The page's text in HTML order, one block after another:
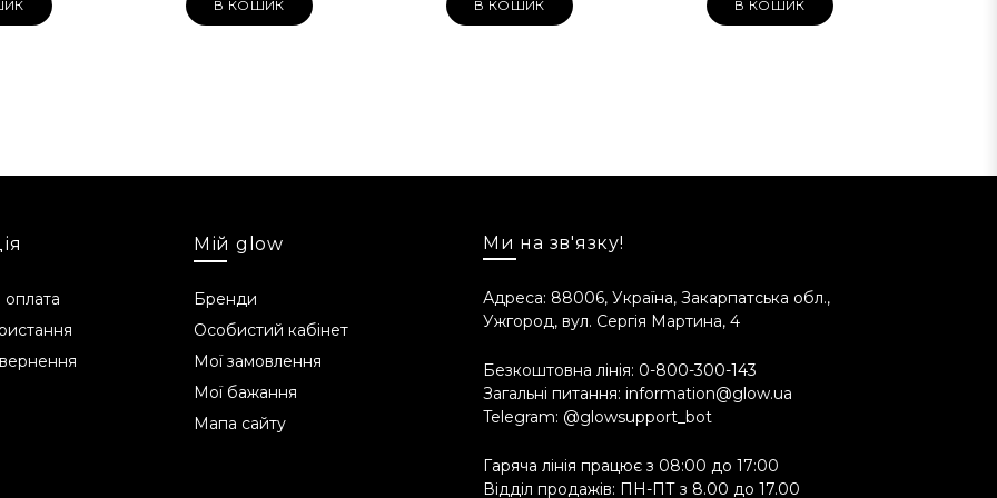
Eugenol, Diethyl Phthalate, Coumarin, Methyl-2-Octynoate, Citral, Cinnamal.
відома клієнта) удосконалювати упаковку та рецептуру продукту взаємозамінними
(в разі відсутності на складі потрібного інгредієнта). Це ніяким чином не впливає на якість
В КОШИК В КОШИК В КОШИК
оплата
Мій glow
Бренди
Особистий кабінет
Мої замовлення
Мої бажання
Мапа сайту
Ми на зв'язку!
Адреса: 88006, Україна, Закарпатська обл.,
Ужгород, вул. Сергія Мартина, 4
Безкоштовна лінія: 0-800-300-143
Загальні питання: information@glow.ua
Telegram: @glowsupport_bot
Гаряча лінія працює з 08:00 до 17:00
Відділ продажів: ПН-ПТ з 8.00 до 17.00